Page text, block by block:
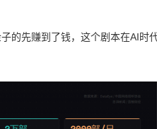
的先赚到了钱，这个剧本在AI时代